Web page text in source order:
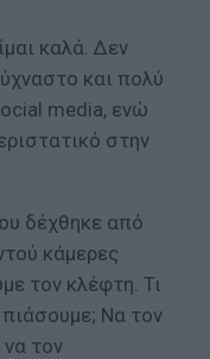
καλά. Δεν
και πολύ
media, ενώ
στην
δέχθηκε από
κάμερες
τον κλέφτη. Τι
Να τον
τον